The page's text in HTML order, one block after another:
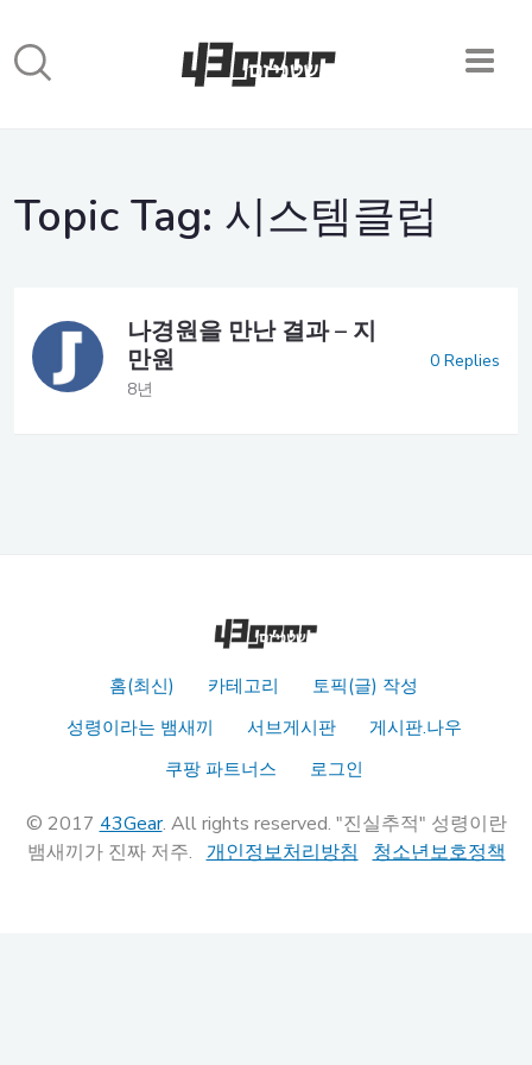
Topic Tag: 시스템클럽
나경원을 만난 결과 – 지
만원
8년
0 Replies
홈(최신) 카테고리
토픽(글) 작성
성령이라는 뱀새끼
서브게시판
게시판.나우
쿠팡 파트너스
로그인
© 2017 43Gear. All rights reserved. "진실추적" 성령이란
뱀새끼가 진짜 저주. 개인정보처리방침 청소년보호정책